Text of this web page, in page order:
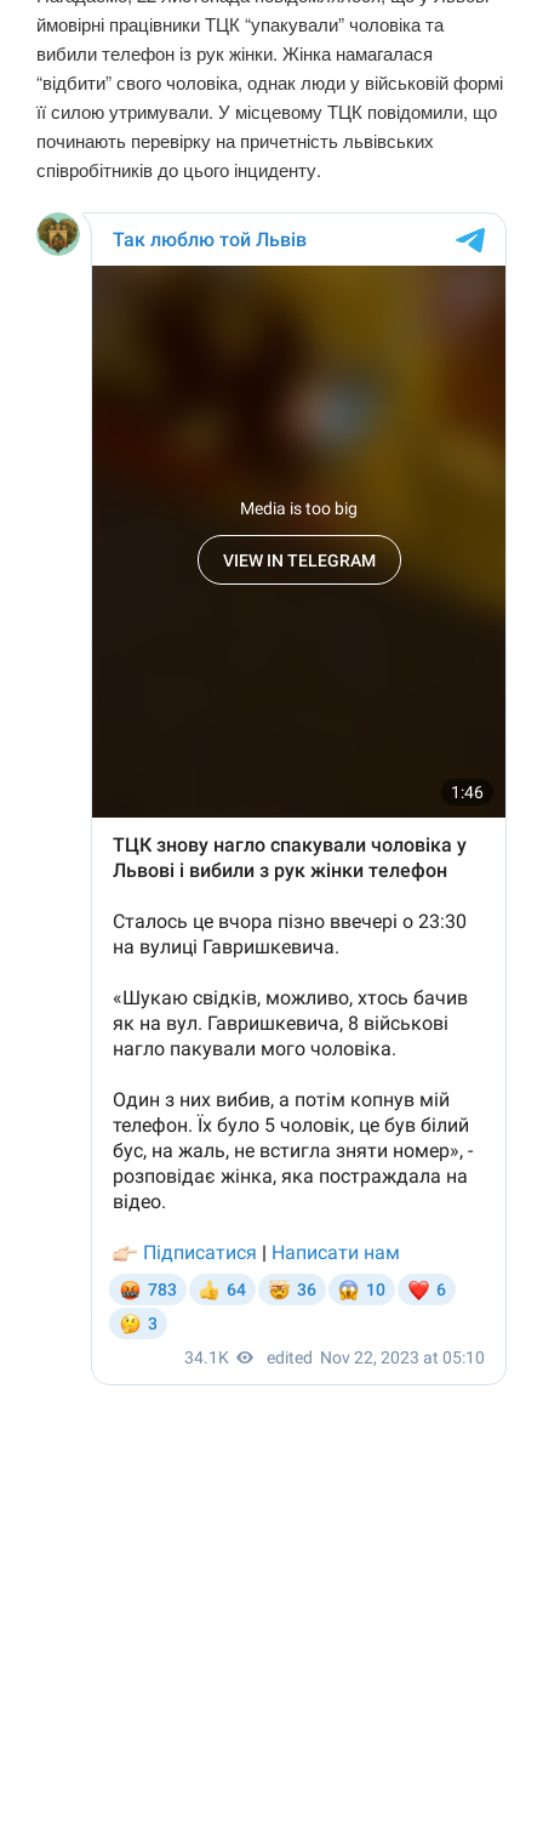
ймовірні працівники ТЦК “упакували” чоловіка та
вибили телефон із рук жінки. Жінка намагалася
“відбити” свого чоловіка, однак люди у військовій формі
її силою утримували. У місцевому ТЦК повідомили, що
починають перевірку на причетність львівських
співробітників до цього інциденту.